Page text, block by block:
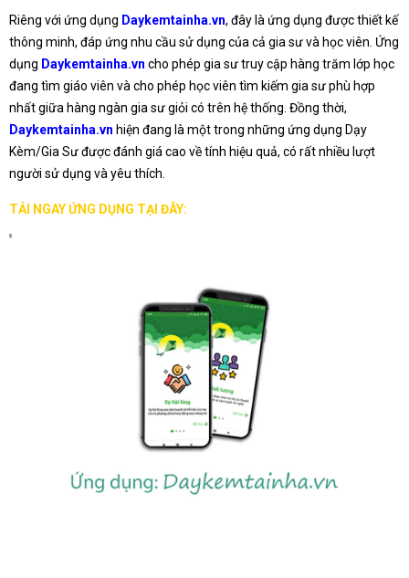
Riêng với ứng dụng Daykemtainha.vn, đây là ứng dụng được thiết kế
thông minh, đáp ứng nhu cầu sử dụng của cả gia sư và học viên. Ứng
dụng Daykemtainha.vn cho phép gia sư truy cập hàng trăm lớp học
đang tìm giáo viên và cho phép học viên tìm kiếm gia sư phù hợp
nhất giữa hàng ngàn gia sư giỏi có trên hệ thống. Đồng thời,
Daykemtainha.vn hiện đang là một trong những ứng dụng Dạy
Kèm/Gia Sư được đánh giá cao về tính hiệu quả, có rất nhiều lượt
người sử dụng và yêu thích.
TẢI NGAY ỨNG DỤNG TẠI ĐÂY: